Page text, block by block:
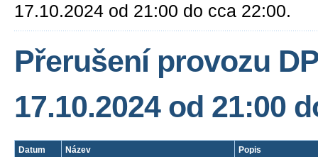
17.10.2024 od 21:00 do cca 22:00.
Přerušení provozu
17.10.2024 od 21:00
Datum
Název Popis